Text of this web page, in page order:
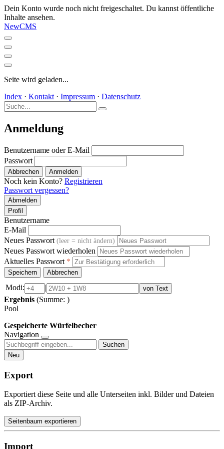
Dein Konto wurde noch nicht freigeschaltet. Du kannst öffentliche
Inhalte ansehen.
NewCMS
Seite wird geladen...
Index · Kontakt · Impressum · Datenschutz
Anmeldung
Benutzername oder E-Mail
Passwort
Abbrechen Anmelden
Noch kein Konto? Registrieren
Passwort vergessen?
Abmelden
Profil
Benutzername
E-Mail
Neues Passwort (leer = nicht ändern)
Neues Passwort wiederholen
Aktuelles Passwort *
Speichern Abbrechen
Modi: | von Text
Ergebnis (Summe: )
Pool
Gespeicherte Würfelbecher
Navigation
Suchen
Neu
Export
Exportiert diese Seite und alle Unterseiten inkl. Bilder und Dateien
als ZIP-Archiv.
Seitenbaum exportieren
Import